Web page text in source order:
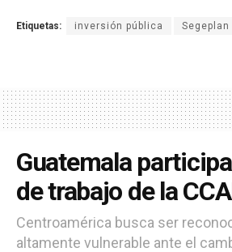
Etiquetas: inversión pública Segeplan
Guatemala
de trabajo de la
Centroamérica busca ser
altamente vulnerable ante el